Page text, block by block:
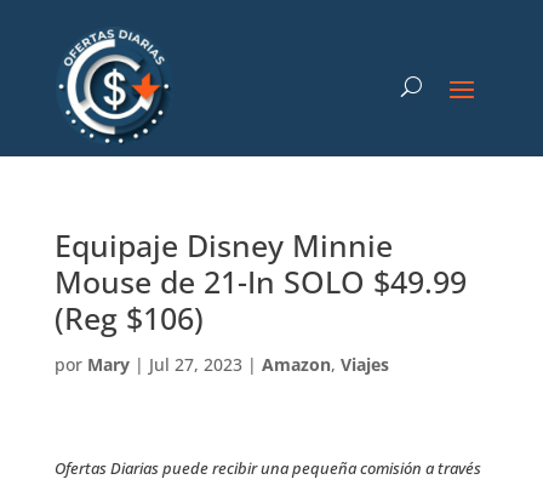
Equipaje Disney Minnie
Mouse de 21-In SOLO $49.99
(Reg $106)
por Mary| Jul 27, 2023| Amazon, Viajes
Ofertas Diarias puede recibir una pequeña comisión a través